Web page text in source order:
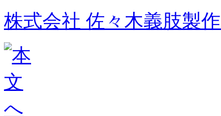
株式会社 佐々木義肢製